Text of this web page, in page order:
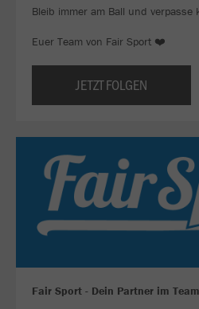
Bleib immer am Ball und verpasse
Euer Team von Fair Sport ❤️
JETZT FOLGEN
Fair Sport - Dein Partner im